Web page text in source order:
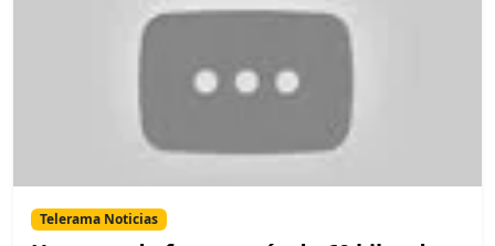
Telerama Noticias